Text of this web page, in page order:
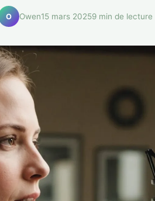
O Owen15 mars 20259 min de lecture